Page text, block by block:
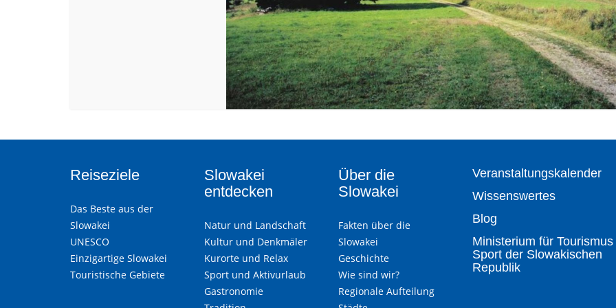
Reiseziele
Das Beste aus der
Slowakei
UNESCO
Einzigartige Slowakei
Touristische Gebiete
Slowakei
entdecken
Natur und Landschaft
Kultur und Denkmäler
Kurorte und Relax
Sport und Aktivurlaub
Gastronomie
Über die
Slowakei
Fakten über die
Slowakei
Geschichte
Wie sind wir?
Regionale Aufteilung
Veranstaltungskalender
Wissenswertes
Blog
Ministerium für
Sport der Slowakischen
Republik